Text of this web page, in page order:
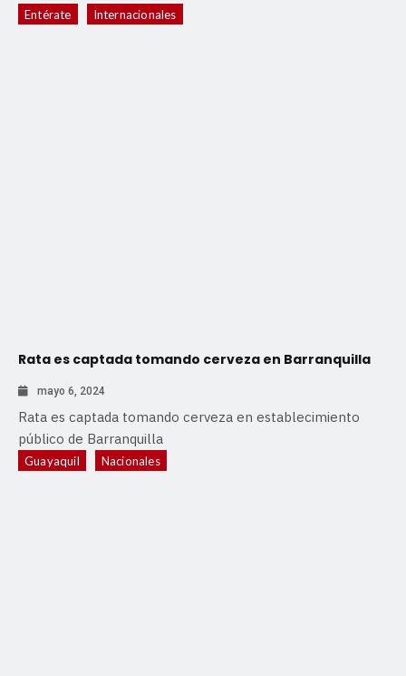
Entérate Internacionales
Rata es captada tomando cerveza en Barranquilla
mayo 6, 2024
Rata es captada tomando cerveza en establecimiento
público de Barranquilla
Guayaquil Nacionales